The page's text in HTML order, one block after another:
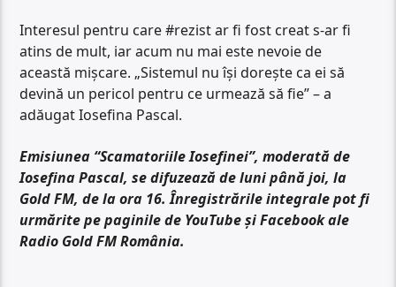
Interesul pentru care #rezist ar fi fost creat s-ar fi
atins de mult, iar acum nu mai este nevoie de
această mișcare. „Sistemul nu își dorește ca ei să
devină un pericol pentru ce urmează să fie” – a
adăugat Iosefina Pascal.
Emisiunea “Scamatoriile Iosefinei”, moderată de
Iosefina Pascal, se difuzează de luni până joi, la
Gold FM, de la ora 16. Înregistrările integrale pot fi
urmărite pe paginile de YouTube și Facebook ale
Radio Gold FM România.